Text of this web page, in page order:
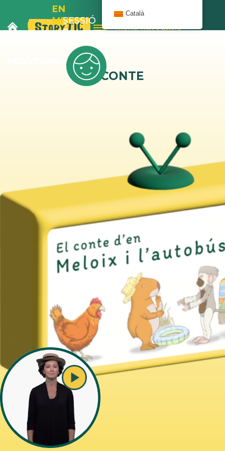
EN
MELOIX
I
L’AUTOBÚS
SESSIÓ
8
EL CONTE
Català